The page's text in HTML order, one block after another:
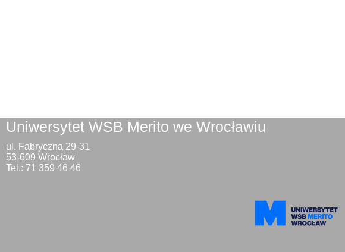
Uniwersytet WSB Merito we Wrocławiu
ul. Fabryczna 29-31
53-609 Wrocław
Tel.: 71 359 46 46